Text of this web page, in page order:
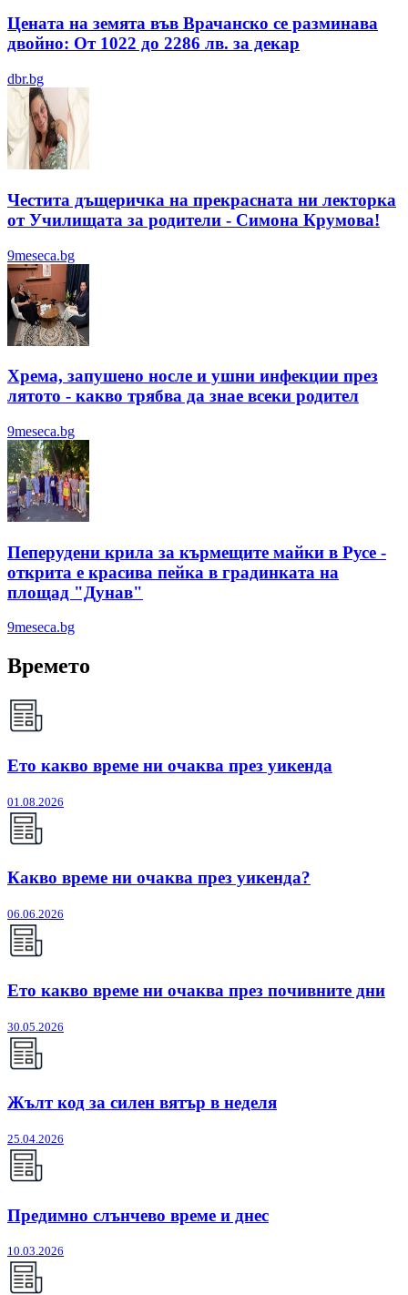
Цената на земята във Врачанско се разминава
двойно: От 1022 до 2286 лв. за декар
dbr.bg
Честита дъщеричка на прекрасната ни лекторка
от Училищата за родители - Симона Крумова!
9meseca.bg
Хрема, запушено носле и ушни инфекции през
лятотo - какво трябва да знае всеки родител
9meseca.bg
Пеперудени крила за кърмещите майки в Русе -
открита е красива пейка в градинката на
площад "Дунав"
9meseca.bg
Времето
Ето какво време ни очаква през уикенда
01.08.2026
Какво време ни очаква през уикенда?
06.06.2026
Ето какво време ни очаква през почивните дни
30.05.2026
Жълт код за силен вятър в неделя
25.04.2026
Предимно слънчево време и днес
10.03.2026